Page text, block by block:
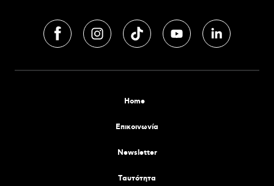
Home
Επικοινωνία
Newsletter
Tαυτότητα